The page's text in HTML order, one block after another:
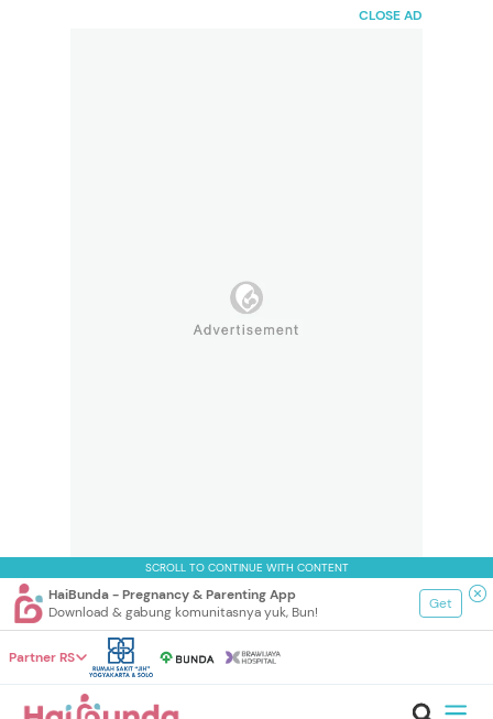
CLOSE AD
SCROLL TO CONTINUE WITH CONTENT
HaiBunda - Pregnancy & Parenting App
Download & gabung komunitasnya yuk, Bun!
Get
Partner RS